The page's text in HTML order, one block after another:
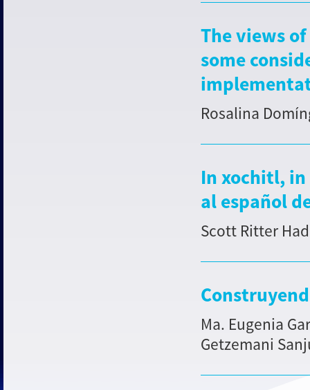
The views
some
Rosalina
In xochitl,
al español
Scott Ritter
Ma. Eugenia
Getzemani